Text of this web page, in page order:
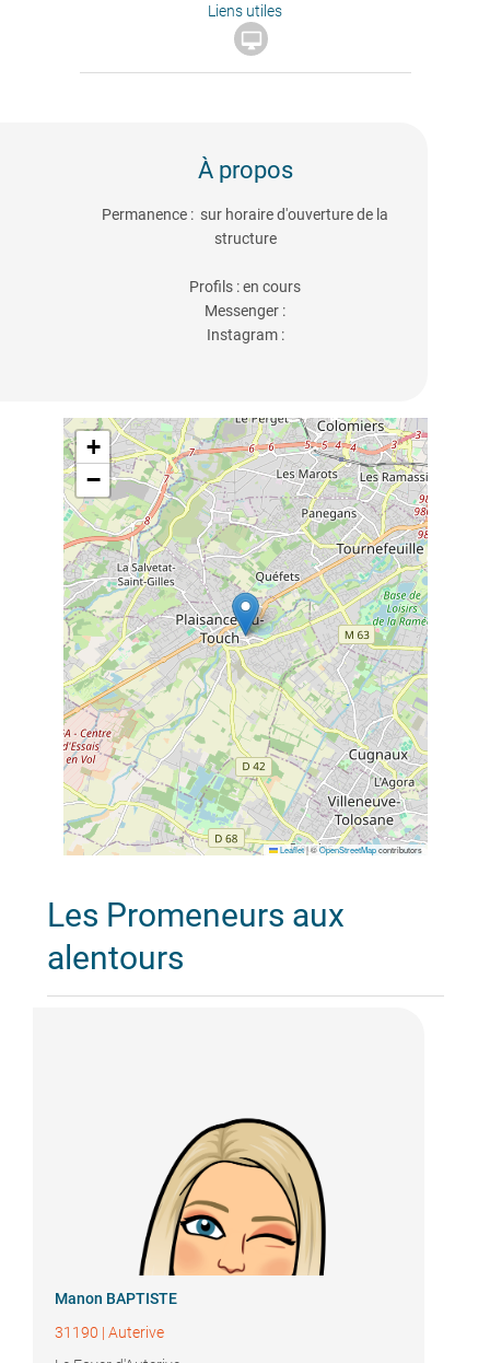
Liens utiles

À propos
Permanence : sur horaire d'ouverture de la
structure
Profils : en cours
Messenger :
Instagram :
+
−
Leaflet|©OpenStreetMapcontributors
Les Promeneurs aux
alentours
Manon BAPTISTE
31190 | Auterive